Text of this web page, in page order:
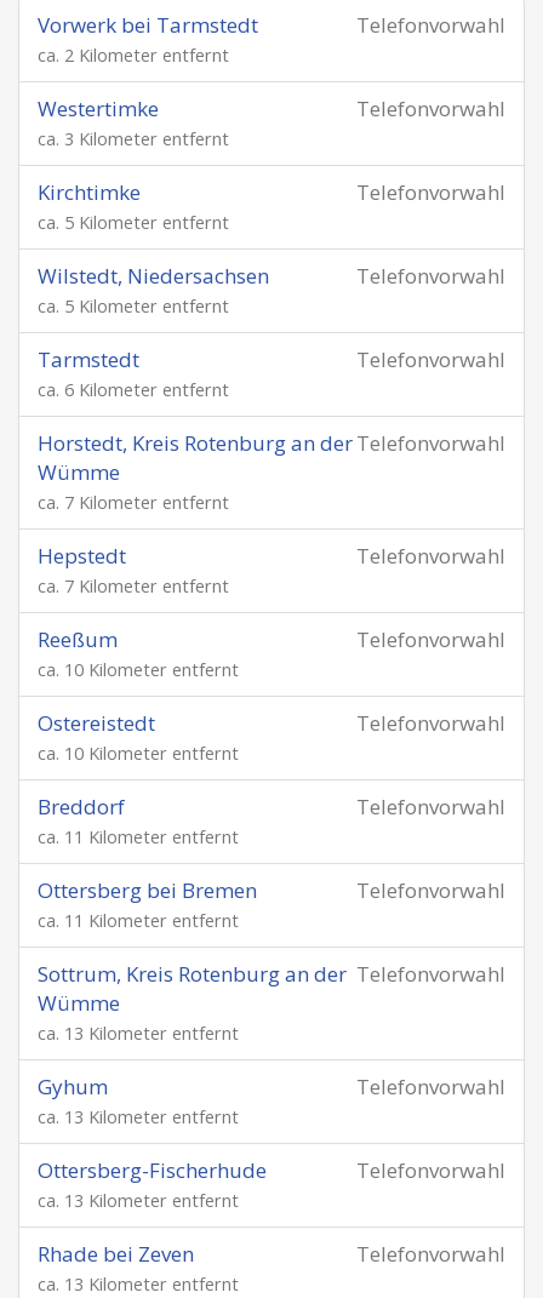
Telefonvorwahl
Vorwerk bei Tarmstedt
ca. 2 Kilometer entfernt
Telefonvorwahl
Westertimke
ca. 3 Kilometer entfernt
Telefonvorwahl
Kirchtimke
ca. 5 Kilometer entfernt
Telefonvorwahl
Wilstedt, Niedersachsen
ca. 5 Kilometer entfernt
Telefonvorwahl
Tarmstedt
ca. 6 Kilometer entfernt
Telefonvorwahl
Horstedt, Kreis Rotenburg an der
Wümme
ca. 7 Kilometer entfernt
Telefonvorwahl
Hepstedt
ca. 7 Kilometer entfernt
Telefonvorwahl
Reeßum
ca. 10 Kilometer entfernt
Telefonvorwahl
Ostereistedt
ca. 10 Kilometer entfernt
Telefonvorwahl
Breddorf
ca. 11 Kilometer entfernt
Telefonvorwahl
Ottersberg bei Bremen
ca. 11 Kilometer entfernt
Telefonvorwahl
Sottrum, Kreis Rotenburg an der
Wümme
ca. 13 Kilometer entfernt
Telefonvorwahl
Gyhum
ca. 13 Kilometer entfernt
Telefonvorwahl
Ottersberg-Fischerhude
ca. 13 Kilometer entfernt
Telefonvorwahl
Rhade bei Zeven
ca. 13 Kilometer entfernt